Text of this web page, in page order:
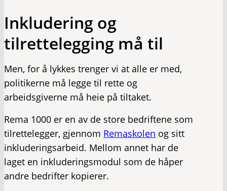
Inkludering og
tilrettelegging må til
Men, for å lykkes trenger vi at alle er med,
politikerne må legge til rette og
arbeidsgiverne må heie på tiltaket.
Rema 1000 er en av de store bedriftene som
tilrettelegger, gjennom Remaskolen og sitt
inkluderingsarbeid. Mellom annet har de
laget en inkluderingsmodul som de håper
andre bedrifter kopierer.